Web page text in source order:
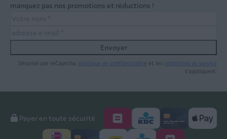
manquez pas nos promotions et réductions !
Envoyer
Sécurisé par reCaptcha, politique de confidentialité et les conditions de service
s'appliquent.
Payer en toute sécurité